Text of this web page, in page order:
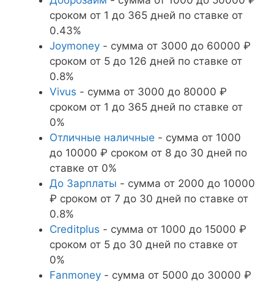
сроком от 1 до 365 дней по ставке от
0.43%
Joymoney - сумма от 3000 до 60000 ₽
сроком от 5 до 126 дней по ставке от
0.8%
Vivus - сумма от 3000 до 80000 ₽
сроком от 1 до 365 дней по ставке от
0%
Отличные наличные - сумма от 1000
до 10000 ₽ сроком от 8 до 30 дней по
ставке от 0%
До Зарплаты - сумма от 2000 до 10000
₽ сроком от 7 до 30 дней по ставке от
0.8%
Creditplus - сумма от 1000 до 15000 ₽
сроком от 5 до 30 дней по ставке от
0%
Fanmoney - сумма от 5000 до 30000 ₽